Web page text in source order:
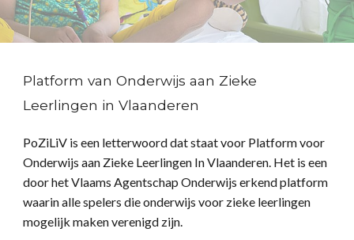
Platform van Onderwijs aan Zieke
Leerlingen in Vlaanderen
PoZiLiV is een letterwoord dat staat voor Platform voor
Onderwijs aan Zieke Leerlingen In Vlaanderen. Het is een
door het Vlaams Agentschap Onderwijs erkend platform
waarin alle spelers die onderwijs voor zieke leerlingen
mogelijk maken verenigd zijn.